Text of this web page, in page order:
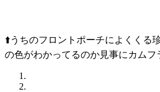
⬆️うちのフロントポーチによくくる
の色がわかってるのか見事にカムフ